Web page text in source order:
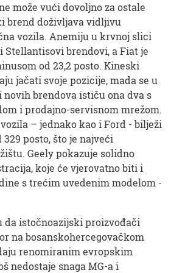
može vući dovoljno za ostale
brend doživljava vidljivu
vozila. Anemiju u krvnoj slici
brendovi, a Fiat je
od 23,2 posto. Kineski
jačati svoje pozicije, mada se u
brendova ističu ona dva s
i prodajno-servisnom mrežom.
– jednako kao i Ford - bilježi
posto, što je najveći
Geely pokazuje solidno
koje će vjerovatno biti i
s trećim uvedenim modelom -
da istočnoazijski proizvođači
na bosanskohercegovačkom
renomiranim evropskim
nedostaje snaga MG-a i